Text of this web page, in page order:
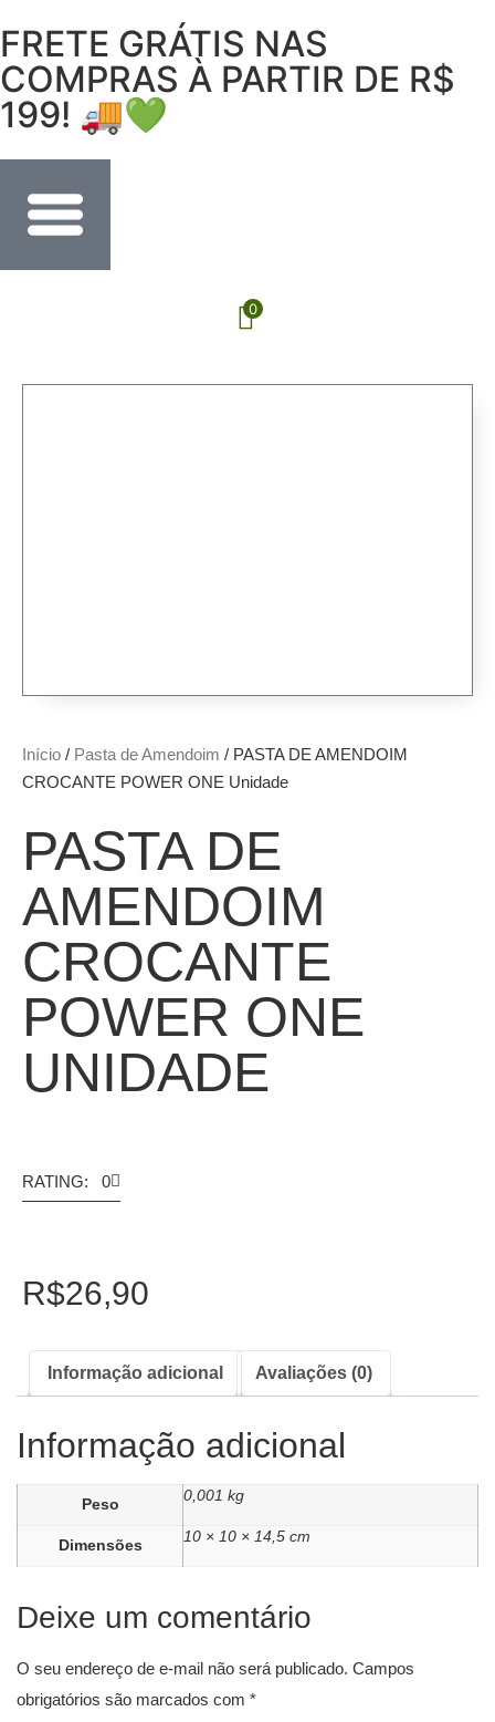
FRETE GRÁTIS NAS
COMPRAS À PARTIR DE R$
199! 🚚💚
0
Início / Pasta de Amendoim / PASTA DE AMENDOIM
CROCANTE POWER ONE Unidade
PASTA DE
AMENDOIM
CROCANTE
POWER ONE
UNIDADE
RATING: 0
R$26,90
Informação adicional Avaliações (0)
Informação adicional
Peso
0,001 kg
Dimensões
10 × 10 × 14,5 cm
Deixe um comentário
O seu endereço de e-mail não será publicado. Campos
obrigatórios são marcados com *